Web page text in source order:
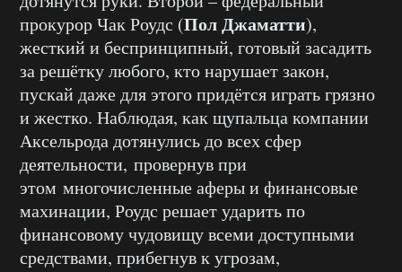
прокурор Чак Роудс (Пол Джаматти),
жесткий и беспринципный, готовый засадить
за решётку любого, кто нарушает закон,
пускай даже для этого придётся играть грязно
и жестко. Наблюдая, как щупальца компании
Аксельрода дотянулись до всех сфер
деятельности, провернув при
этом многочисленные аферы и финансовые
махинации, Роудс решает ударить по
финансовому чудовищу всеми доступными
средствами, прибегнув к угрозам,